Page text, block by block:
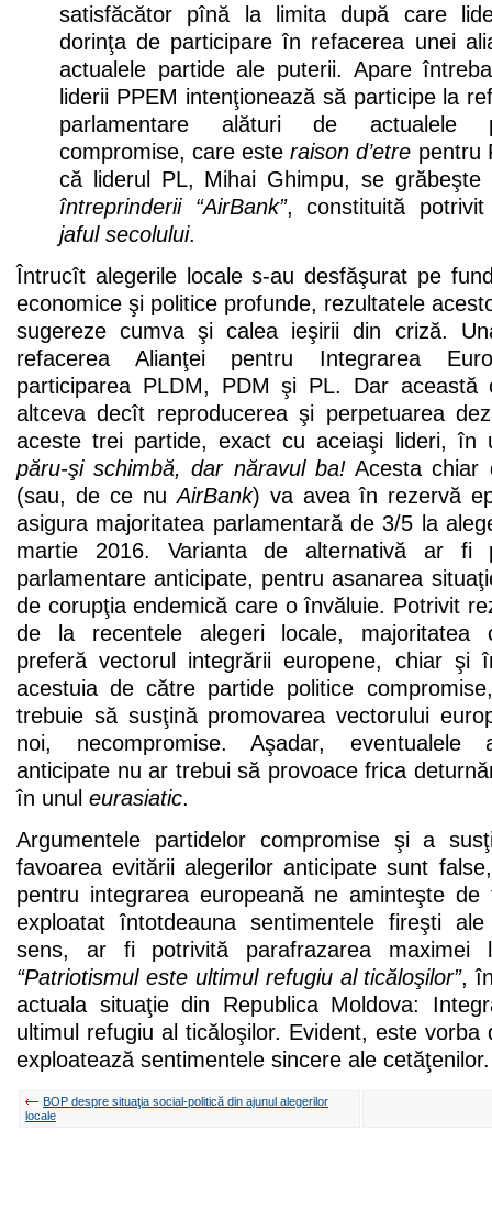
satisfăcător pînă la limita după care
dorinţa de participare în refacerea unei
actualele partide ale puterii. Apare
liderii PPEM intenţionează să participe la
parlamentare alături de actualele
compromise, care esteraison d’etre pentru
că liderul PL, Mihai Ghimpu, se
întreprinderii “AirBank”, constituită
jaful secolului.
Întrucît alegerile locale s-au desfăşurat pe
economice şi politice profunde, rezultatele
sugereze cumva şi calea ieşirii din criză.
refacerea Alianţei pentru Integrarea
participarea PLDM, PDM şi PL. Dar această
altceva decît reproducerea şi perpetuarea
aceste trei partide, exact cu aceiaşi lideri,
păru-şi schimbă, dar năravul ba!Acesta chiar
(sau, de ce nuAirBank) va avea în rezervă
asigura majoritatea parlamentară de 3/5 la
martie 2016. Varianta de alternativă ar fi
parlamentare anticipate, pentru asanarea
de corupţia endemică care o învăluie. Potrivit
de la recentele alegeri locale, majoritatea
preferă vectorul integrării europene, chiar şi
acestuia de către partide politice
trebuie să susţină promovarea vectorului
noi, necompromise. Aşadar, eventualele
anticipate nu ar trebui să provoace frica
în unul eurasiatic.
Argumentele partidelor compromise şi a
favoarea evitării alegerilor anticipate sunt
pentru integrarea europeană ne aminteşte
exploatat întotdeauna sentimentele fireşti
sens, ar fi potrivită parafrazarea maximei
“Patriotismul este ultimul refugiu al ticăloşilor”,
actuala situaţie din Republica Moldova:
ultimul refugiu al ticăloşilor. Evident, este vorba
exploatează sentimentele sincere ale cetăţenilor.
BOP despre situaţia social-politică din ajunul alegerilor
locale